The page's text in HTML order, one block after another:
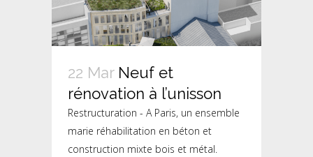
22 Mar Neuf et
rénovation à l’unisson
Restructuration - A Paris, un ensemble
marie réhabilitation en béton et
construction mixte bois et métal.